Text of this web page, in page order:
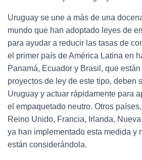
Uruguay se une a más de una
mundo que han adoptado leyes de
para ayudar a reducir las tasas de
el primer país de América Latina en
Panamá, Ecuador y Brasil, que
proyectos de ley de este tipo, deben
Uruguay y actuar rápidamente para
el empaquetado neutro. Otros
Reino Unido, Francia, Irlanda,
ya han implementado esta medida y
están considerándola.